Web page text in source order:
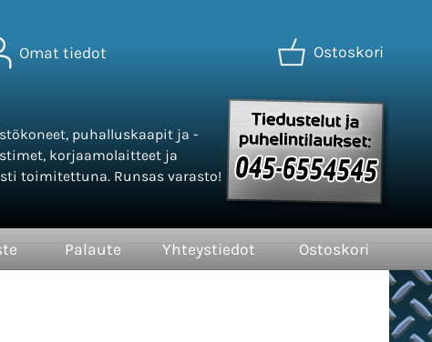
Omat tiedot Ostoskori
puhalluskaapit ja -
korjaamolaitteet ja
toimitettuna. Runsas varasto!
Palaute Yhteystiedot Ostoskori